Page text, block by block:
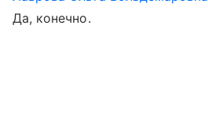
Да, конечно.